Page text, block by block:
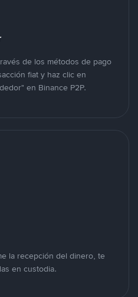
de los métodos de pago
fiat y haz clic en
en Binance P2P.
la recepción del dinero, te
en custodia.